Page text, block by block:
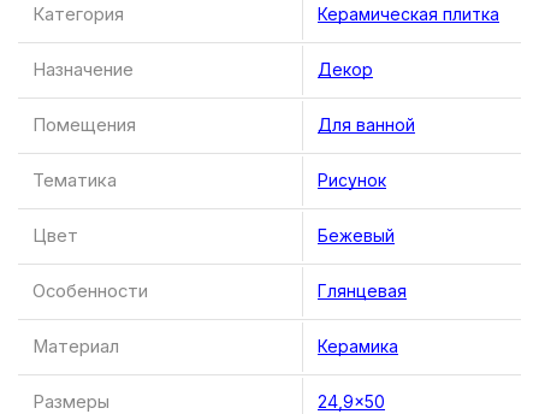
Категория Керамическая плитка
Назначение Декор
Помещения Для ванной
Тематика Рисунок
Цвет Бежевый
Особенности Глянцевая
Материал Керамика
Размеры 24,9×50